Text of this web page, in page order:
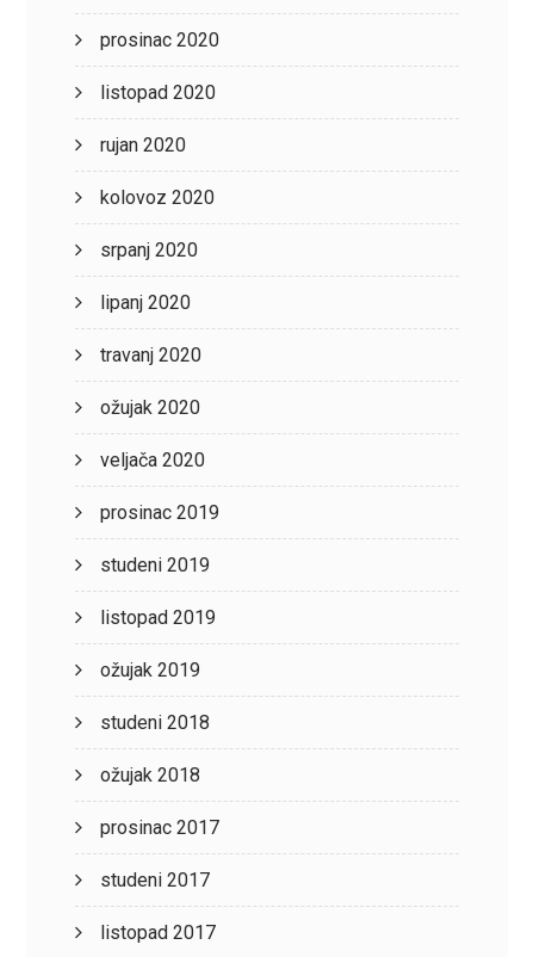
prosinac 2020
listopad 2020
rujan 2020
kolovoz 2020
srpanj 2020
lipanj 2020
travanj 2020
ožujak 2020
veljača 2020
prosinac 2019
studeni 2019
listopad 2019
ožujak 2019
studeni 2018
ožujak 2018
prosinac 2017
studeni 2017
listopad 2017